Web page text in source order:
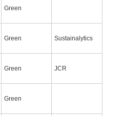
Green
Green Sustainalytics
Green JCR
Green